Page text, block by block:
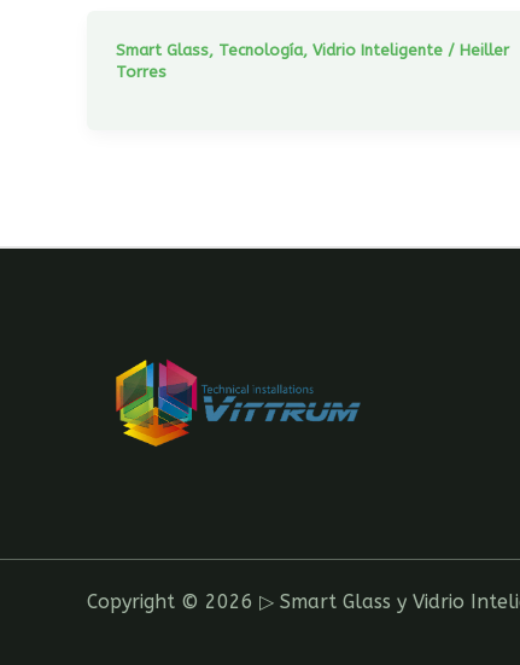
Smart Glass, Tecnología, Vidrio Inteligente / Heiller
Torres
Copyright © 2026 ▷ Smart Glass y Vidrio